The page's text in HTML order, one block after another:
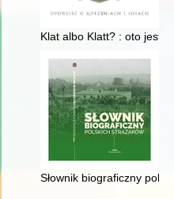
Klat albo Klatt? : oto jest
Słownik biograficzny